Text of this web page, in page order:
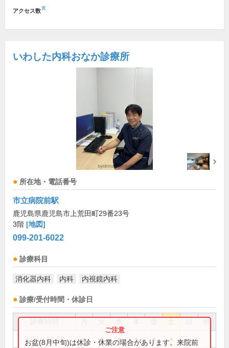
アクセス数※
いわした内科おなか診療所
所在地・電話番号
市立病院前駅
鹿児島県鹿児島市上荒田町29番23号
3階 [地図]
099-201-6022
診療科目
消化器内科 内科 内視鏡内科
診療/受付時間・休診日
祝
9:00～12:30 ● ● ● ● ●
お盆(8月中旬)は休診・休業の場合があります。来院前